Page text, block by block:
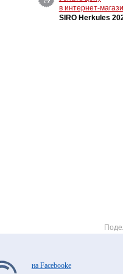
в интернет-
SIRO Herkules
на Facebooke